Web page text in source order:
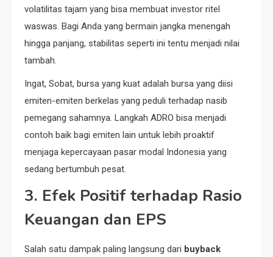
volatilitas tajam yang bisa membuat investor ritel
waswas. Bagi Anda yang bermain jangka menengah
hingga panjang, stabilitas seperti ini tentu menjadi nilai
tambah.
Ingat, Sobat, bursa yang kuat adalah bursa yang diisi
emiten-emiten berkelas yang peduli terhadap nasib
pemegang sahamnya. Langkah ADRO bisa menjadi
contoh baik bagi emiten lain untuk lebih proaktif
menjaga kepercayaan pasar modal Indonesia yang
sedang bertumbuh pesat.
3. Efek Positif terhadap Rasio
Keuangan dan EPS
Salah satu dampak paling langsung dari buyback